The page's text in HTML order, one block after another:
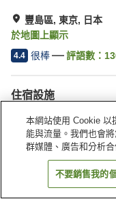
豐島區, 東京, 日本
於地圖上顯示
4.4 很棒 評語數：
住宿設施
停車場
健身房
本網站使用 Cookie 以
能與流量。我們也會
群媒體、廣告和分析合
不要銷售我的